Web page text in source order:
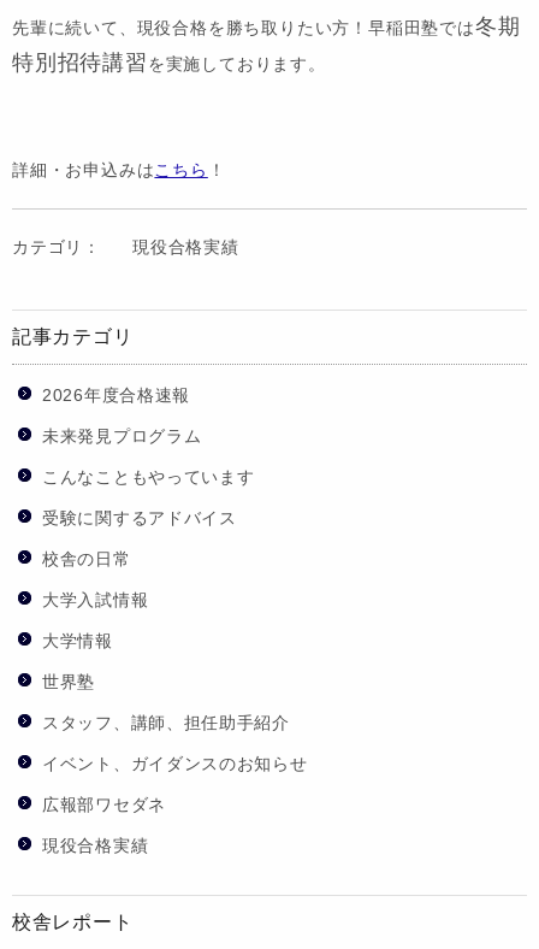
先輩に続いて、現役合格を勝ち取りたい方！早稲田塾では冬期
特別招待講習を実施しております。
詳細・お申込みはこちら ！
カテゴリ： 現役合格実績
記事カテゴリ
2026年度合格速報
未来発見プログラム
こんなこともやっています
受験に関するアドバイス
校舎の日常
大学入試情報
大学情報
世界塾
スタッフ、講師、担任助手紹介
イベント、ガイダンスのお知らせ
広報部ワセダネ
現役合格実績
校舎レポート